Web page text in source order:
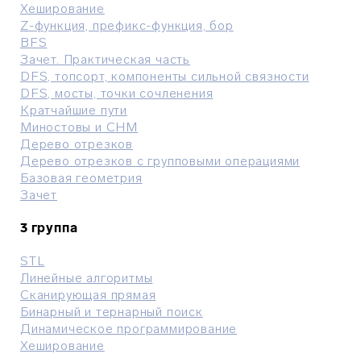
Хеширование
Z-функция, префикс-функция, бор
BFS
Зачет. Практическая часть
DFS, топсорт, компоненты сильной связности
DFS, мосты, точки сочленения
Кратчайшие пути
Миностовы и СНМ
Дерево отрезков
Дерево отрезков с групповыми операциями
Базовая геометрия
Зачет
3 группа
STL
Линейные алгоритмы
Сканирующая прямая
Бинарный и тернарный поиск
Динамическое программирование
Хеширование